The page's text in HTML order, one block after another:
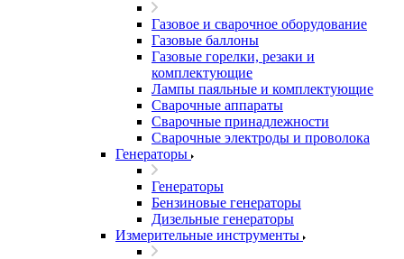
Газовое и сварочное оборудование
Газовые баллоны
Газовые горелки, резаки и
комплектующие
Лампы паяльные и комплектующие
Сварочные аппараты
Сварочные принадлежности
Сварочные электроды и проволока
Генераторы
Генераторы
Бензиновые генераторы
Дизельные генераторы
Измерительные инструменты